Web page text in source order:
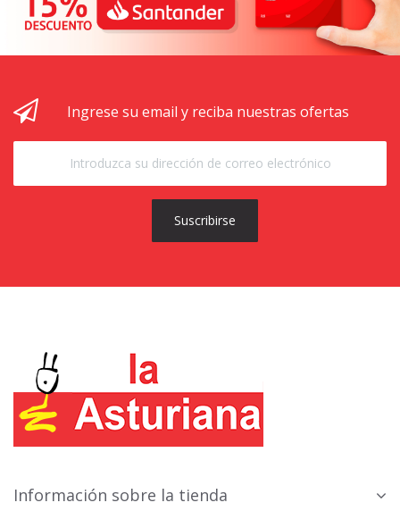
Ingrese su email y reciba nuestras ofertas
Suscribirse
Información sobre la tienda